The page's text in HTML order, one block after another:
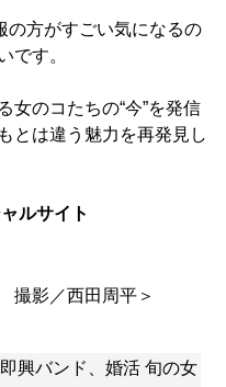
の方がすごい気になるの
です。
のコたちの“今”を発信
とは違う魅力を再発見し
ルサイト
興バンド、婚活 旬の女